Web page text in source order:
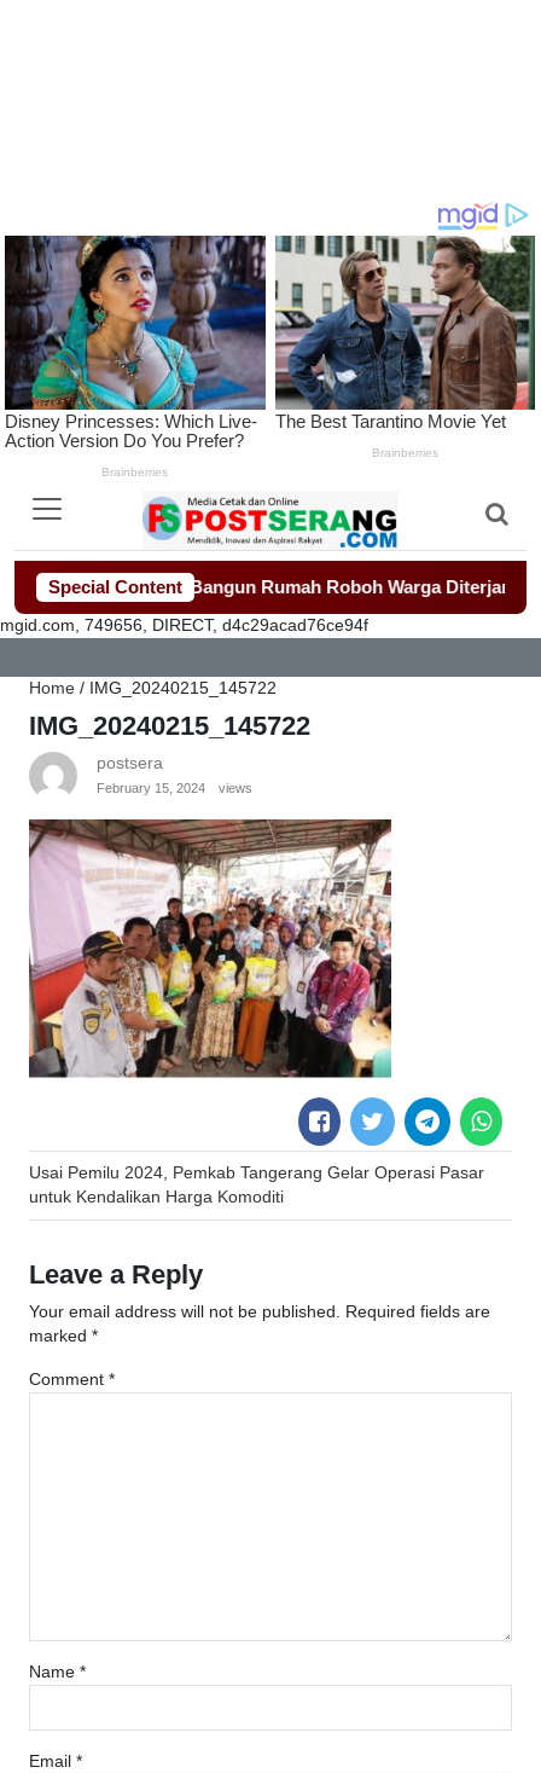
Special Content
Gerak Cepat Bangun Rumah Roboh Warga Diterjang Puting
mgid.com, 749656, DIRECT, d4c29acad76ce94f
Home / IMG_20240215_145722
IMG_20240215_145722
postsera
February 15, 2024 views
Post
navigation
Usai Pemilu 2024, Pemkab Tangerang Gelar Operasi Pasar
untuk Kendalikan Harga Komoditi
Leave a Reply
Your email address will not be published. Required fields are
marked *
Comment *
Name *
Email *